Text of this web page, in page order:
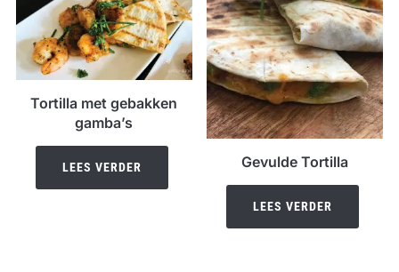
Tortilla met gebakken
gamba’s
LEES VERDER Gevulde Tortilla
LEES VERDER